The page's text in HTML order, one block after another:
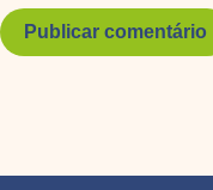
Publicar comentário